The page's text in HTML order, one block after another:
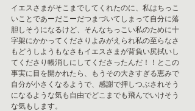
イエスさまがそこまでしてくれたのに、私はちっこ
いことであーだこーだつまづいてしまって自分に落
胆しそうになるけど、そんなちっこい私のために十
字架にかかってくださりよみがえられ私の至らなさ
もどうしようもなさもイエスさまが背負い尻拭いし
てくださり帳消しにしてくださったんだ！！とこの
事実に目を開かれたら、もうその大きすぎる恵みで
自分が小さくなるようで、感謝で押しつぶされそう
になるような気も自由でどこまでも飛んでいけそう
な気もします。